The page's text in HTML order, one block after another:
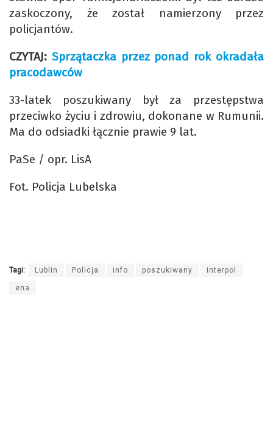
zaskoczony, że został namierzony przez
policjantów.
CZYTAJ: Sprzątaczka przez ponad rok okradała
pracodawców
33-latek poszukiwany był za przestępstwa
przeciwko życiu i zdrowiu, dokonane w Rumunii.
Ma do odsiadki łącznie prawie 9 lat.
PaSe / opr. LisA
Fot. Policja Lubelska
Tagi: Lublin Policja info poszukiwany interpol
ena